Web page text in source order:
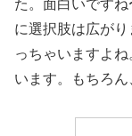
た。面白いです
に選択肢は広が
っちゃいますよ
います。もちろん